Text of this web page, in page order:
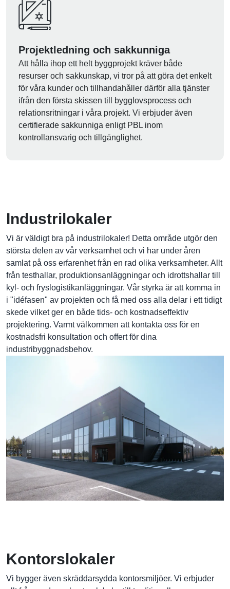
Projektledning och sakkunniga
Att hålla ihop ett helt byggprojekt kräver både
resurser och sakkunskap, vi tror på att göra det enkelt
för våra kunder och tillhandahåller därför alla tjänster
ifrån den första skissen till bygglovsprocess och
relationsritningar i våra projekt. Vi erbjuder även
certifierade sakkunniga enligt PBL inom
kontrollansvarig och tillgänglighet.
Industrilokaler
Vi är väldigt bra på industrilokaler! Detta område utgör den
största delen av vår verksamhet och vi har under åren
samlat på oss erfarenhet från en rad olika verksamheter. Allt
från testhallar, produktionsanläggningar och idrottshallar till
kyl- och fryslogistikanläggningar. Vår styrka är att komma in
i "idéfasen" av projekten och få med oss alla delar i ett tidigt
skede vilket ger en både tids- och kostnadseffektiv
projektering. Varmt välkommen att kontakta oss för en
kostnadsfri konsultation och offert för dina
industribyggnadsbehov.
Kontorslokaler
Vi bygger även skräddarsydda kontorsmiljöer. Vi erbjuder